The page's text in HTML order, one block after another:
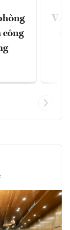
công